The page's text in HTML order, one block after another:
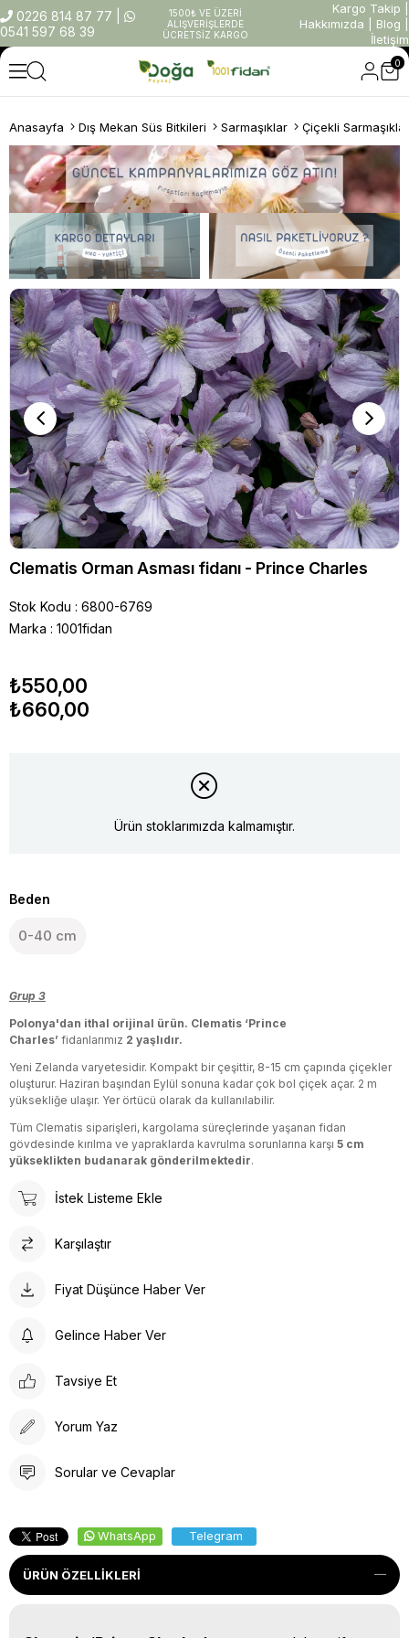
0226 814 87 77
0541 597 68 39
1500₺ VE ÜZERİ
ALIŞVERİŞLERDE
ÜCRETSİZ KARGO
Kargo Takip
Hakkımızda
Blog
İletişim
0
Anasayfa Dış Mekan Süs Bitkileri Sarmaşıklar Çiçekli Sarmaşıklar
Clematis Orman Asması fidanı - Prince Charles
Stok Kodu
6800-6769
Marka : 1001fidan
₺550,00
₺660,00
Ürün stoklarımızda kalmamıştır.
Beden
0-40 cm
Grup 3
Polonya'dan ithal orijinal ürün. Clematis ‘Prince
Charles’ fidanlarımız 2 yaşlıdır.
Yeni Zelanda varyetesidir. Kompakt bir çeşittir, 8-15 cm çapında çiçekler
oluşturur. Haziran başından Eylül sonuna kadar çok bol çiçek açar. 2 m
yüksekliğe ulaşır. Yer örtücü olarak da kullanılabilir.
Tüm Clematis siparişleri, kargolama süreçlerinde yaşanan fidan
gövdesinde kırılma ve yapraklarda kavrulma sorunlarına karşı 5 cm
yükseklikten budanarak gönderilmektedir.
İstek Listeme Ekle
Karşılaştır
Fiyat Düşünce Haber Ver
Gelince Haber Ver
Tavsiye Et
Yorum Yaz
Sorular ve Cevaplar
WhatsApp Telegram
ÜRÜN ÖZELLIKLERI